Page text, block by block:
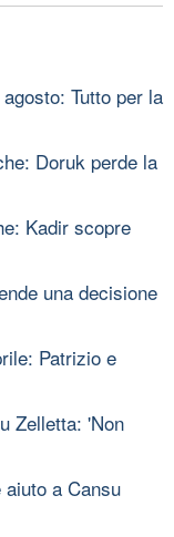
Tutto per la
Doruk perde la
Kadir scopre
una decisione
Patrizio e
Zelletta: 'Non
a Cansu